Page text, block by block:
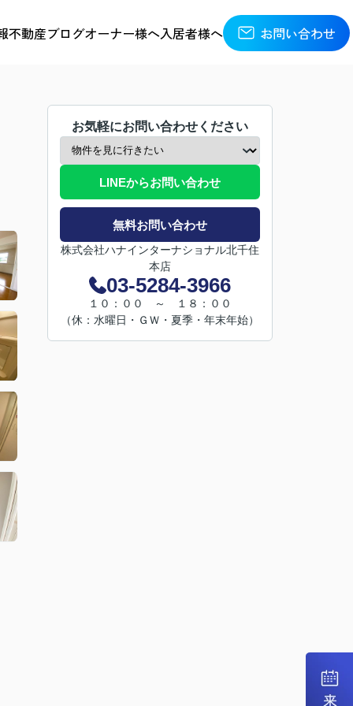
不動産ブログオーナー様へ入居者様へ お問い合わせ
お気軽にお問い合わせください
LINEからお問い合わせ
無料お問い合わせ
株式会社ハナインターナショナル北千住
本店
03-5284-3966
１０：００ ～ １８：００
（休：水曜日・ＧＷ・夏季・年末年始）